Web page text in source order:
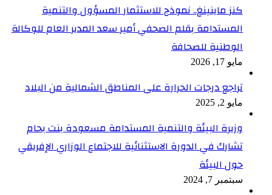
كنز ماينينغ.. نموذج للاستثمار المسؤول والتنمية
المستدامة بقلم الصحفي أمير سعد المدير العام للوكالة
الوطنية للصحافة
مايو 17, 2026
تراجع درجات الحرارة على المناطق الشمالية من البلاد
مايو 2, 2025
وزيرة البيئة والتنمية المستدامة مسعودة بنت بحام
تشارك في الدورة الاستثنائية للاجتماع الوزاري الإفريقي
حول البيئة
سبتمبر 7, 2024